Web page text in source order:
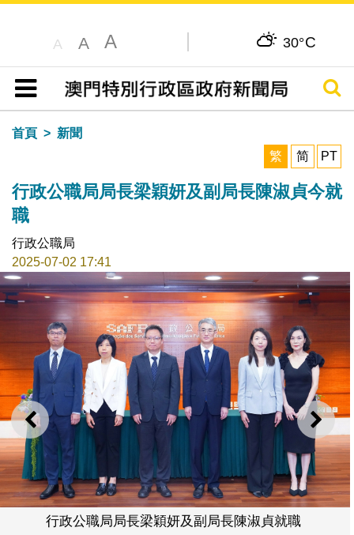
A A A 30°C
目錄
搜尋
首頁
新聞
繁
简 PT
行政公職局局長梁穎妍及副局長陳淑貞今就
職
行政公職局
2025-07-02 17:41
上一則 下一
行政公職局局長梁穎妍及副局長陳淑貞就職